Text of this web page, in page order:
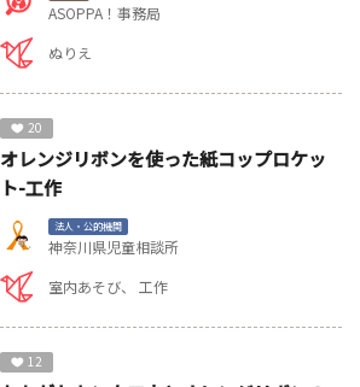
ASOPPA！事務局
ぬりえ
20
オレンジリボンを使った紙コップロケッ
ト-工作
法人・公的機関
神奈川県児童相談所
室内あそび
工作
12